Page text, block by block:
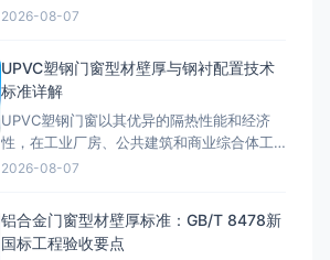
利。近年来，随着区域基础设施建设和产业
区玻璃幕墙多少钱一平方？本文将结合2026
年最新市场行情，详细拆解玻璃幕墙的工程
报价构成。涪陵区玻璃幕墙类型价格
2026-08-07
UPVC塑钢门窗型材壁厚与钢衬配置技术
标准详解
UPVC塑钢门窗以其优异的隔热性能和经济
性，在工业厂房、公共建筑和商业综合体工
程中广泛应用。与铝合金门窗不同，塑钢门
须准确掌握相关国标规范，避免因参数不达
标导致门窗变形、渗水等质量问题。 GB/T
2026-08-07
铝合金门窗型材壁厚标准：GB/T 8478新
国标工程验收要点